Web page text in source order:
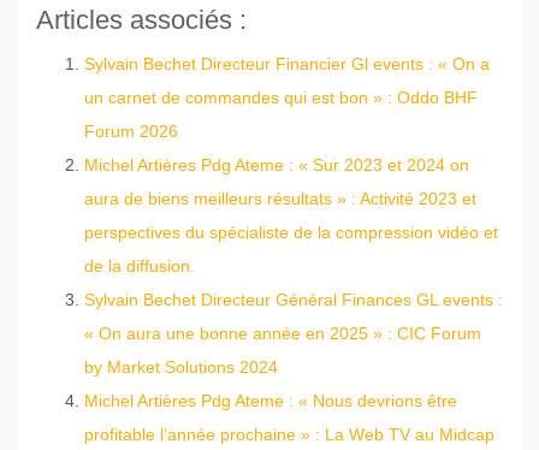
Articles associés :
Sylvain Bechet Directeur Financier Gl events : « On a
un carnet de commandes qui est bon » : Oddo BHF
Forum 2026
Michel Artières Pdg Ateme : « Sur 2023 et 2024 on
aura de biens meilleurs résultats » : Activité 2023 et
perspectives du spécialiste de la compression vidéo et
de la diffusion.
Sylvain Bechet Directeur Général Finances GL events :
« On aura une bonne année en 2025 » : CIC Forum
by Market Solutions 2024
Michel Artières Pdg Ateme : « Nous devrions être
profitable l’année prochaine » : La Web TV au Midcap